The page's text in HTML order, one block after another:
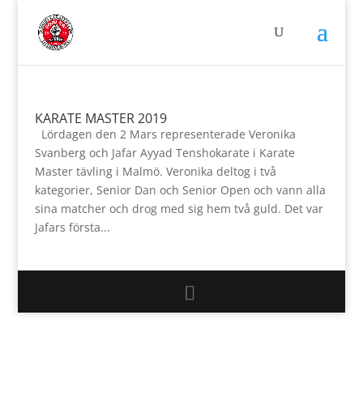
KARATE MASTER 2019
Lördagen den 2 Mars representerade Veronika
Svanberg och Jafar Ayyad Tenshokarate i Karate
Master tävling i Malmö. Veronika deltog i två
kategorier, Senior Dan och Senior Open och vann alla
sina matcher och drog med sig hem två guld. Det var
Jafars första...